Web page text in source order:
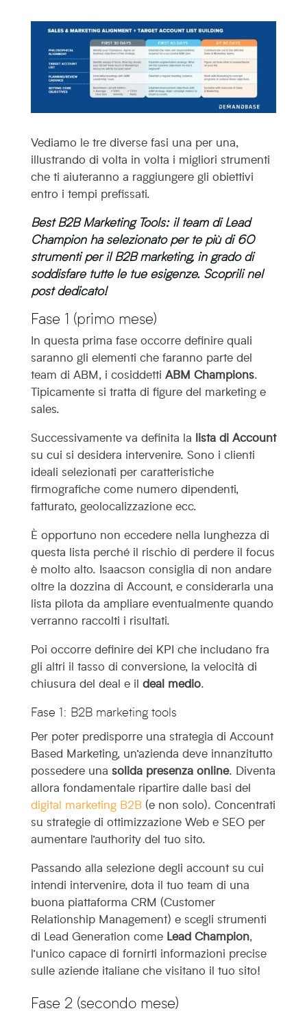
Vediamo le tre diverse fasi una per una,
illustrando di volta in volta i migliori strumenti
che ti aiuteranno a raggiungere gli obiettivi
entro i tempi prefissati.
Best B2B Marketing Tools: il team di Lead
Champion ha selezionato per te più di 60
strumenti per il B2B marketing, in grado di
soddisfare tutte le tue esigenze. Scoprili nel
post dedicato!
Fase 1 (primo mese)
In questa prima fase occorre definire quali
saranno gli elementi che faranno parte del
team di ABM, i cosiddetti ABM Champions.
Tipicamente si tratta di figure del marketing e
sales.
Successivamente va definita la lista di Account
su cui si desidera intervenire. Sono i clienti
ideali selezionati per caratteristiche
firmografiche come numero dipendenti,
fatturato, geolocalizzazione ecc.
È opportuno non eccedere nella lunghezza di
questa lista perché il rischio di perdere il focus
è molto alto. Isaacson consiglia di non andare
oltre la dozzina di Account, e considerarla una
lista pilota da ampliare eventualmente quando
verranno raccolti i risultati.
Poi occorre definire dei KPI che includano fra
gli altri il tasso di conversione, la velocità di
chiusura del deal e il deal medio.
Fase 1: B2B marketing tools
Per poter predisporre una strategia di Account
Based Marketing, un’azienda deve innanzitutto
possedere una solida presenza online. Diventa
allora fondamentale ripartire dalle basi del
digital marketing B2B (e non solo). Concentrati
su strategie di ottimizzazione Web e SEO per
aumentare l’authority del tuo sito.
Passando alla selezione degli account su cui
intendi intervenire, dota il tuo team di una
buona piattaforma CRM (Customer
Relationship Management) e scegli strumenti
di Lead Generation come Lead Champion,
l’unico capace di fornirti informazioni precise
sulle aziende italiane che visitano il tuo sito!
Fase 2 (secondo mese)